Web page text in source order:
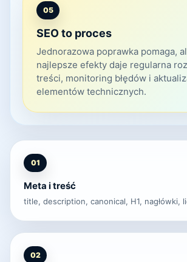
05
SEO to proces
Jednorazowa poprawka pomaga,
najlepsze efekty daje regularna
treści, monitoring błędów i
elementów technicznych.
01
Meta i treść
title, description, canonical, H1, nagłówki,
02